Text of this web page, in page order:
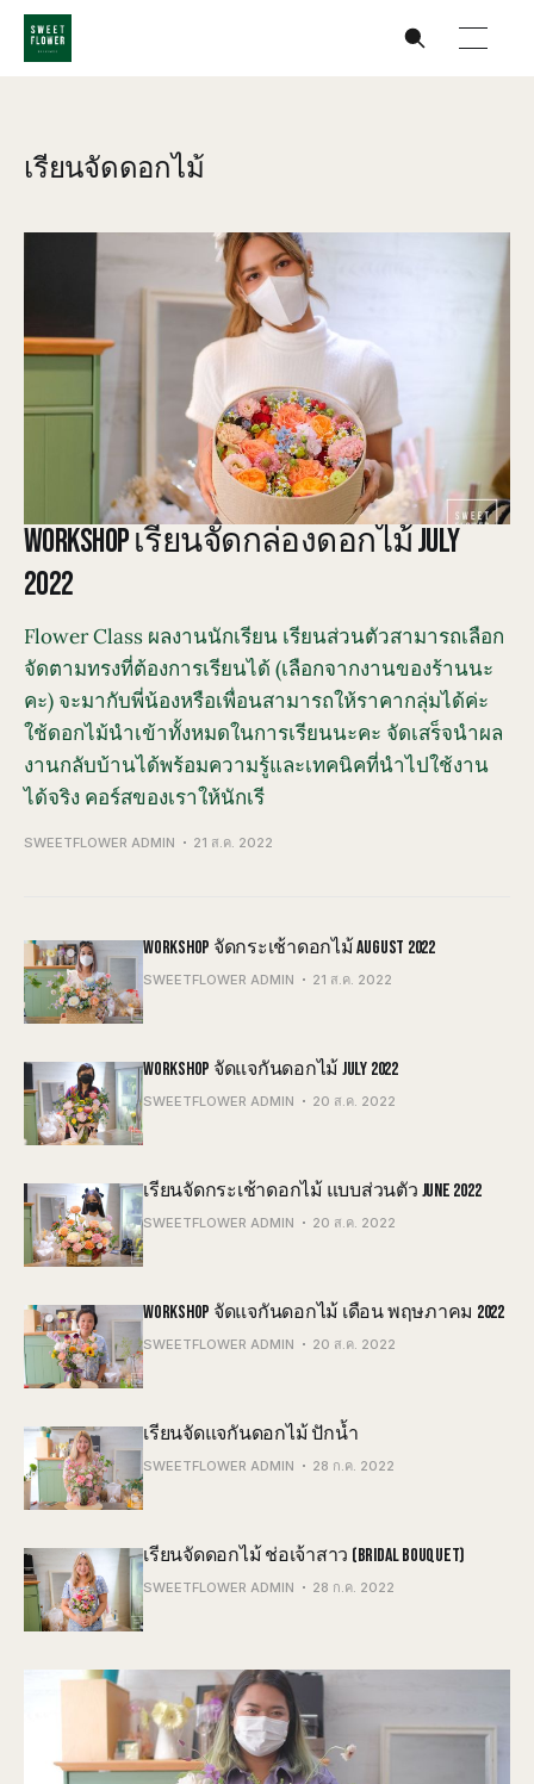
เรียนจัดดอกไม้
WORKSHOP เรียนจัดกล่องดอกไม้ JULY
2022
Flower Class ผลงานนักเรียน เรียนส่วนตัวสามารถเลือก
จัดตามทรงที่ต้องการเรียนได้ (เลือกจากงานของร้านนะ
คะ) จะมากับพี่น้องหรือเพื่อนสามารถให้ราคากลุ่มได้ค่ะ
ใช้ดอกไม้นำเข้าทั้งหมดในการเรียนนะคะ จัดเสร็จนำผล
งานกลับบ้านได้พร้อมความรู้และเทคนิคที่นำไปใช้งาน
ได้จริง คอร์สของเราให้นักเรี
SWEETFLOWER ADMIN 21 ส.ค. 2022
WORKSHOP จัดกระเช้าดอกไม้ AUGUST 2022
SWEETFLOWER ADMIN 21 ส.ค. 2022
WORKSHOP จัดแจกันดอกไม้ JULY 2022
SWEETFLOWER ADMIN 20 ส.ค. 2022
เรียนจัดกระเช้าดอกไม้ แบบส่วนตัว JUNE 2022
SWEETFLOWER ADMIN 20 ส.ค. 2022
WORKSHOP จัดแจกันดอกไม้ เดือน พฤษภาคม 2022
SWEETFLOWER ADMIN 20 ส.ค. 2022
เรียนจัดแจกันดอกไม้ ปักน้ำ
SWEETFLOWER ADMIN 28 ก.ค. 2022
เรียนจัดดอกไม้ ช่อเจ้าสาว (BRIDAL BOUQUET)
SWEETFLOWER ADMIN 28 ก.ค. 2022